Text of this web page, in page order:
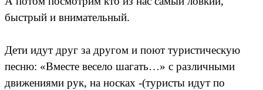
быстрый и внимательный.
Дети идут друг за другом и поют туристическую
песню: «Вместе весело шагать…» с различными
движениями рук, на носках -(туристы идут по